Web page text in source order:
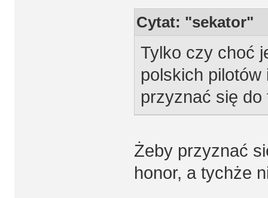
Cytat: "sekator"
Tylko czy choć
polskich pilotów
przyznać się do
Żeby przyznać
honor, a tychże